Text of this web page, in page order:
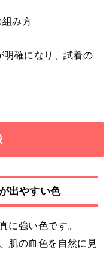
み方
明確になり、試着の
出やすい色
に強い色です。
肌の血色を自然に見